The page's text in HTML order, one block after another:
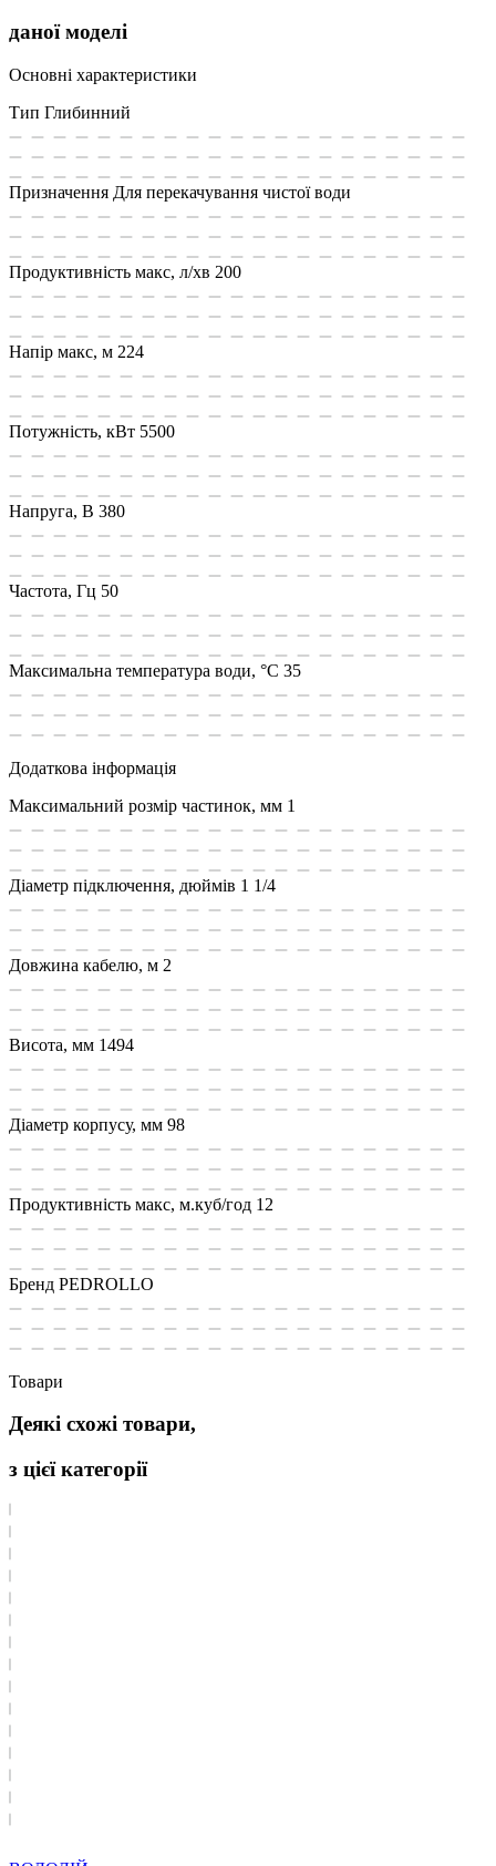
даної моделі
Основні характеристики
Тип Глибинний
Призначення Для перекачування чистої води
Продуктивність макс, л/хв 200
Напір макс, м 224
Потужність, кВт 5500
Напруга, В 380
Частота, Гц 50
Максимальна температура води, °C 35
Додаткова інформація
Максимальний розмір частинок, мм 1
Діаметр підключення, дюймів 1 1/4
Довжина кабелю, м 2
Висота, мм 1494
Діаметр корпусу, мм 98
Продуктивність макс, м.куб/год 12
Бренд PEDROLLO
Товари
Деякі схожі товари,
з цієї категорії